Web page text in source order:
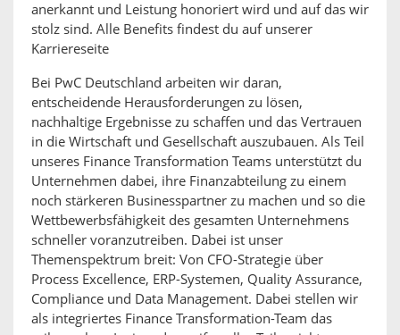
anerkannt und Leistung honoriert wird und auf das wir
stolz sind. Alle Benefits findest du auf unserer
Karriereseite
Bei PwC Deutschland arbeiten wir daran,
entscheidende Herausforderungen zu lösen,
nachhaltige Ergebnisse zu schaffen und das Vertrauen
in die Wirtschaft und Gesellschaft auszubauen. Als Teil
unseres Finance Transformation Teams unterstützt du
Unternehmen dabei, ihre Finanzabteilung zu einem
noch stärkeren Businesspartner zu machen und so die
Wettbewerbsfähigkeit des gesamten Unternehmens
schneller voranzutreiben. Dabei ist unser
Themenspektrum breit: Von CFO-Strategie über
Process Excellence, ERP-Systemen, Quality Assurance,
Compliance und Data Management. Dabei stellen wir
als integriertes Finance Transformation-Team das